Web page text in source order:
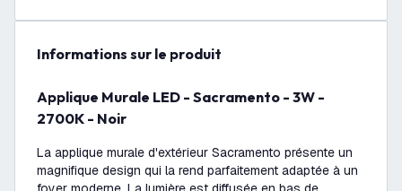
Informations sur le produit
Applique Murale LED - Sacramento - 3W -
2700K - Noir
La applique murale d'extérieur Sacramento présente un
magnifique design qui la rend parfaitement adaptée à un